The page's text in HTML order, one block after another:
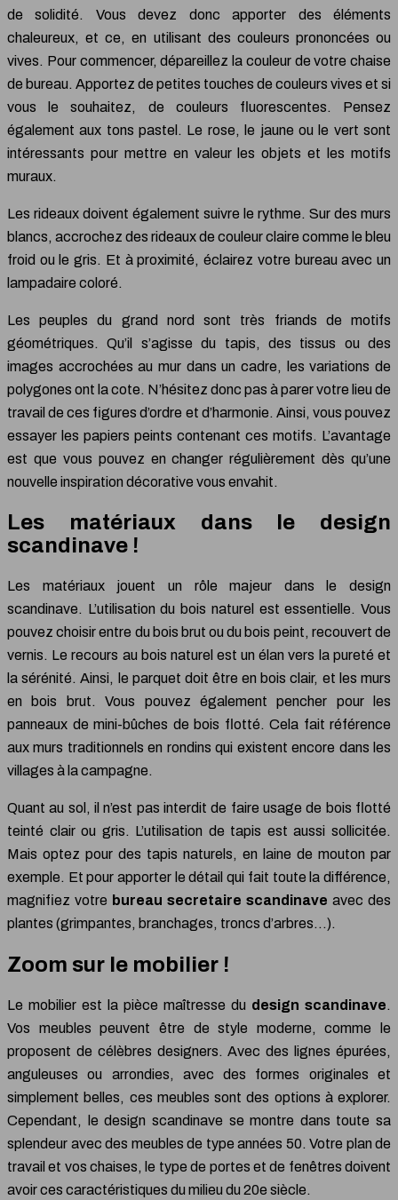
de solidité. Vous devez donc apporter des éléments
chaleureux, et ce, en utilisant des couleurs prononcées ou
vives. Pour commencer, dépareillez la couleur de votre chaise
de bureau. Apportez de petites touches de couleurs vives et si
vous le souhaitez, de couleurs fluorescentes. Pensez
également aux tons pastel. Le rose, le jaune ou le vert sont
intéressants pour mettre en valeur les objets et les motifs
muraux.
Les rideaux doivent également suivre le rythme. Sur des murs
blancs, accrochez des rideaux de couleur claire comme le bleu
froid ou le gris. Et à proximité, éclairez votre bureau avec un
lampadaire coloré.
Les peuples du grand nord sont très friands de motifs
géométriques. Qu’il s’agisse du tapis, des tissus ou des
images accrochées au mur dans un cadre, les variations de
polygones ont la cote. N’hésitez donc pas à parer votre lieu de
travail de ces figures d’ordre et d’harmonie. Ainsi, vous pouvez
essayer les papiers peints contenant ces motifs. L’avantage
est que vous pouvez en changer régulièrement dès qu’une
nouvelle inspiration décorative vous envahit.
Les matériaux dans le design
scandinave !
Les matériaux jouent un rôle majeur dans le design
scandinave. L’utilisation du bois naturel est essentielle. Vous
pouvez choisir entre du bois brut ou du bois peint, recouvert de
vernis. Le recours au bois naturel est un élan vers la pureté et
la sérénité. Ainsi, le parquet doit être en bois clair, et les murs
en bois brut. Vous pouvez également pencher pour les
panneaux de mini-bûches de bois flotté. Cela fait référence
aux murs traditionnels en rondins qui existent encore dans les
villages à la campagne.
Quant au sol, il n’est pas interdit de faire usage de bois flotté
teinté clair ou gris. L’utilisation de tapis est aussi sollicitée.
Mais optez pour des tapis naturels, en laine de mouton par
exemple. Et pour apporter le détail qui fait toute la différence,
magnifiez votre bureau secretaire scandinave avec des
plantes (grimpantes, branchages, troncs d’arbres…).
Zoom sur le mobilier !
Le mobilier est la pièce maîtresse du design scandinave.
Vos meubles peuvent être de style moderne, comme le
proposent de célèbres designers. Avec des lignes épurées,
anguleuses ou arrondies, avec des formes originales et
simplement belles, ces meubles sont des options à explorer.
Cependant, le design scandinave se montre dans toute sa
splendeur avec des meubles de type années 50. Votre plan de
travail et vos chaises, le type de portes et de fenêtres doivent
avoir ces caractéristiques du milieu du 20e siècle.